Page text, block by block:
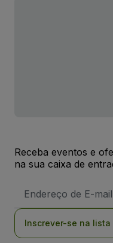
Receba eventos e
na sua caixa de
de
Inscrever-se na lista